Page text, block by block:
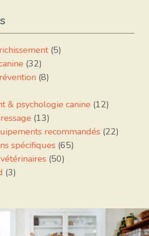
(5)
(32)
(8)
& psychologie canine (12)
(13)
recommandés (22)
spécifiques (65)
(50)
(3)